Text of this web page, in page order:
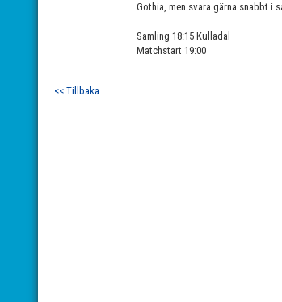
Gothia, men svara gärna snabbt i
Samling 18:15 Kulladal
Matchstart 19:00
<< Tillbaka